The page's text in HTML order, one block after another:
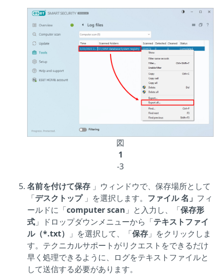
図
1
-3
名前を付けて保存 」ウィンドウで、保存場所として
「デスクトップ 」を選択します。 ファイル名」 フィ
ールドに「computer scan 」と入力し、「保存形
式 」ドロップダウンメニューから「テキストファイ
ル（*.txt）
」を選択して、「保存 」をクリックしま
す。テクニカルサポートがリクエストをできるだけ
早く処理できるように、ログをテキストファイルと
して送信する必要があります。